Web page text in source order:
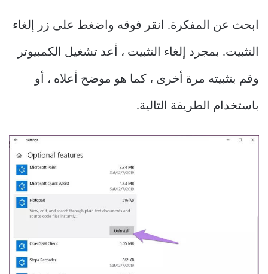
ابحث عن المفكرة. انقر فوقه واضغط على زر إلغاء
التثبيت. بمجرد إلغاء التثبيت ، أعد تشغيل الكمبيوتر
وقم بتثبيته مرة أخرى ، كما هو موضح أعلاه ، أو
باستخدام الطريقة التالية.